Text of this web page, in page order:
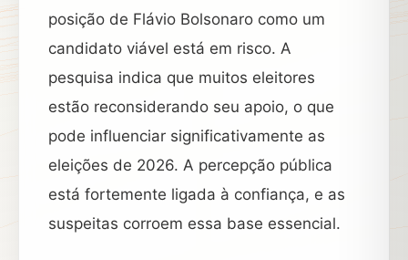
posição de Flávio Bolsonaro como um
candidato viável está em risco. A
pesquisa indica que muitos eleitores
estão reconsiderando seu apoio, o que
pode influenciar significativamente as
eleições de 2026. A percepção pública
está fortemente ligada à confiança, e as
suspeitas corroem essa base essencial.